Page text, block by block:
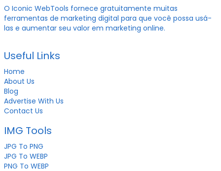
O Iconic WebTools fornece gratuitamente muitas
ferramentas de marketing digital para que você possa usá-
las e aumentar seu valor em marketing online.
Useful Links
Home
About Us
Blog
Advertise With Us
Contact Us
IMG Tools
JPG To PNG
JPG To WEBP
PNG To WEBP